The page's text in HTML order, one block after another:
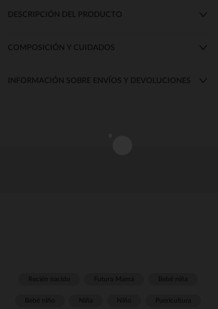
DESCRIPCIÓN DEL PRODUCTO
COMPOSICIÓN Y CUIDADOS
INFORMACIÓN SOBRE ENVÍOS Y DEVOLUCIONES